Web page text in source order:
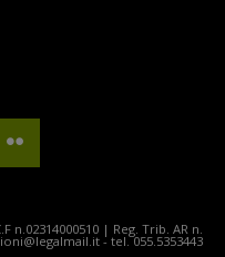
n.02314000510 | Reg. Trib. AR n.
- tel. 055.5353443